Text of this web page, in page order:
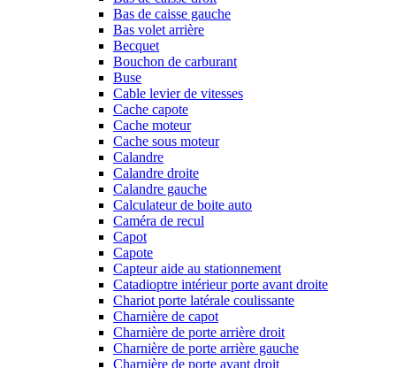
Bas de caisse gauche
Bas volet arrière
Becquet
Bouchon de carburant
Buse
Cable levier de vitesses
Cache capote
Cache moteur
Cache sous moteur
Calandre
Calandre droite
Calandre gauche
Calculateur de boite auto
Caméra de recul
Capot
Capote
Capteur aide au stationnement
Catadioptre intérieur porte avant droite
Chariot porte latérale coulissante
Charnière de capot
Charnière de porte arrière droit
Charnière de porte arrière gauche
Charnière de porte avant droit